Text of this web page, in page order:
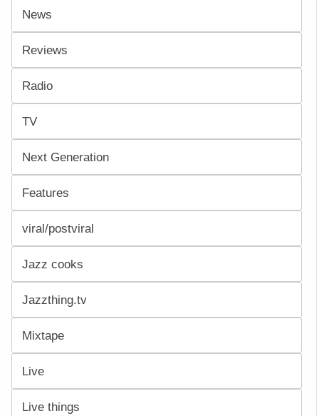
News
Reviews
Radio
TV
Next Generation
Features
viral/postviral
Jazz cooks
Jazzthing.tv
Mixtape
Live
Live things